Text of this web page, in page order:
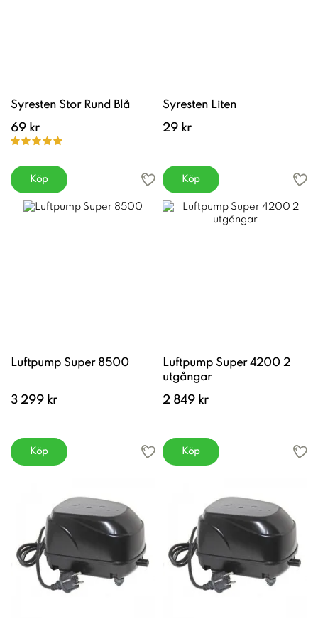
Syresten Stor Rund Blå
69 kr
Köp
Syresten Liten
29 kr
Köp
Luftpump Super 8500
3 299 kr
Köp
Luftpump Super 4200 2
utgångar
2 849 kr
Köp